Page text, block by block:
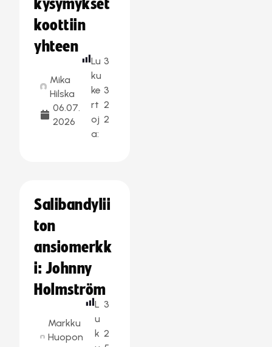
kysymykset
koottiin
yhteen
Mika
Hilska
06.07.
2026
Lu
ku
ke
rt
oj
a:
3
3
2
2
Salibandylii
ton
ansiomerkk
i: Johnny
Holmström
Markku
Huopon
L
u
k
3
2